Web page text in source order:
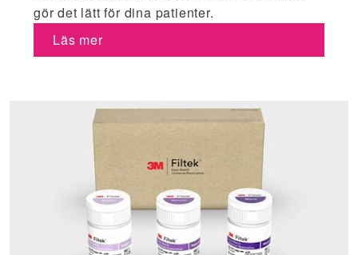
gör det lätt för dina patienter.
Läs mer